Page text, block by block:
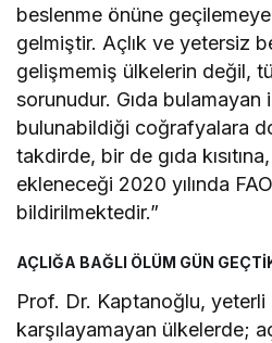
beslenme önüne
gelmiştir. Açlık ve yetersiz
gelişmemiş ülkelerin değil,
sorunudur. Gıda bulamayan
bulunabildiği coğrafyalara
takdirde, bir de gıda
ekleneceği 2020 yılında
bildirilmektedir.”
AÇLIĞA BAĞLI ÖLÜM GÜN
Prof. Dr. Kaptanoğlu, yeterli
karşılayamayan ülkelerde;